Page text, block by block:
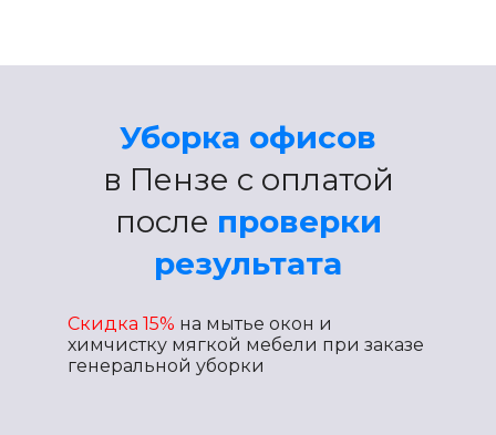
Скидка 15% на мытье окон и
химчистку мягкой мебели при заказе
генеральной уборки
Уборка офисов
в Пензе с оплатой
после проверки
результата